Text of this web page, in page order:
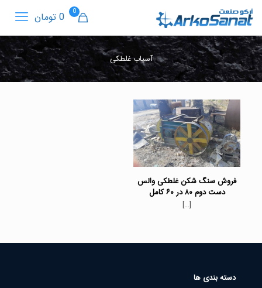
0 0 تومان
آسیاب غلطکی
فروش سنگ شکن غلطکی والس
دست دوم ۸۰ در ۶۰ کامل
[…]
دسته بندی ها